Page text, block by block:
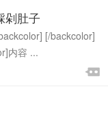
剁肚子
[/backcolor]
内容 ...

